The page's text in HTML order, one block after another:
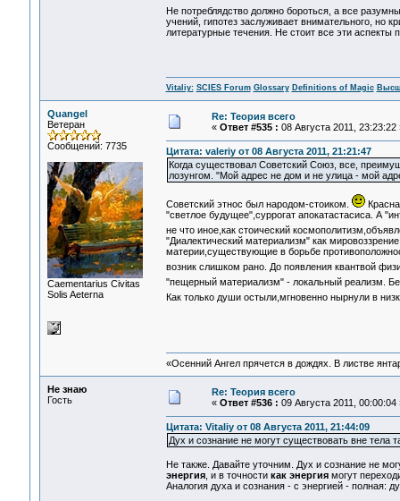
Не потреблядство должно бороться, а все
учений, гипотез заслуживает внимательного, но
литературные течения. Не стоит все эти аспекты
Vitaliy: SCIES Forum Glossary Definitions of Magic
Quangel
Ветеран
Сообщений: 7735
Сaementarius Civitas
Solis Aeterna
Re: Теория всего
« Ответ #535 : 08 Августа 2011, 23:23:22
Цитата: valeriy от 08 Августа 2011, 21:21:47
Когда существовал Советский Союз, все,
лозунгом. "Мой адрес не дом и не улица - мой
Советский этнос был народом-стоиком.
"светлое будущее",суррогат апокатастасиса. А
не что иное,как стоический
"Диалектический материализм" как
материи,существующие в борьбе
возник слишком рано. До появления квантвой
"пещерный материализм" - локальный реализм.
Как только души остыли,мгновенно нырнули в
«Осенний Ангел прячется в дождях. В листве
Не знаю
Гость
Re: Теория всего
« Ответ #536 : 09 Августа 2011, 00:00:04
Цитата: Vitaliy от 08 Августа 2011, 21:44:09
Дух и сознание не могут существовать вне тела
Не также. Давайте уточним. Дух и сознание не
энергия, и в точности как энергиямогут
Аналогия духа и сознания - с энергией - полная: